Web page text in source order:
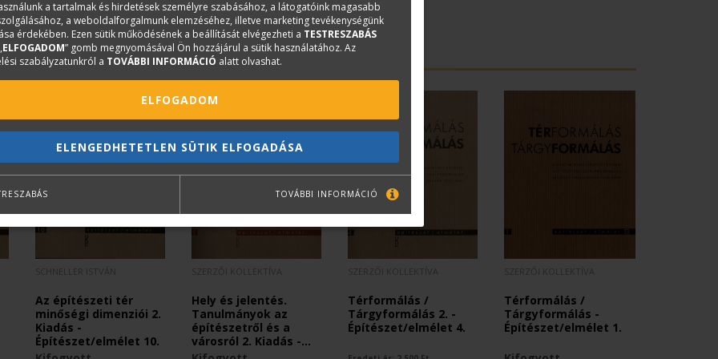
Az építészeti tér
minőségi dimenziói 2.
Kiadás -
Építészet/elmélet 10.
Hely és jelentés.
Tanulmányok az
építészetről és a
városról 2. Kiadás -
Építészet/elmélet 5.
Térformálás /
Tárgyformálás 2. -
Építészet/elmélet 4.
Térformálás /
Tárgyformálás -
Építészet/elmélet 1.
a tartalmak és hirdetések személyre szabásához, a látogatóink magasabb
a weboldalforgalmunk elemzéséhez, illetve marketing tevékenységünk
érdekében. Ezen sütik működésének a beállítását elvégezheti a TESTRESZABÁS
ELFOGADOM” gomb megnyomásával Ön hozzájárul a sütik használatához. Az
szabályzatunkról a TOVÁBBI INFORMÁCIÓ alatt olvashat.
ELFOGADOM
ELENGEDHETETLEN SÜTIK ELFOGADÁSA
TOVÁBBI INFORMÁCIÓ